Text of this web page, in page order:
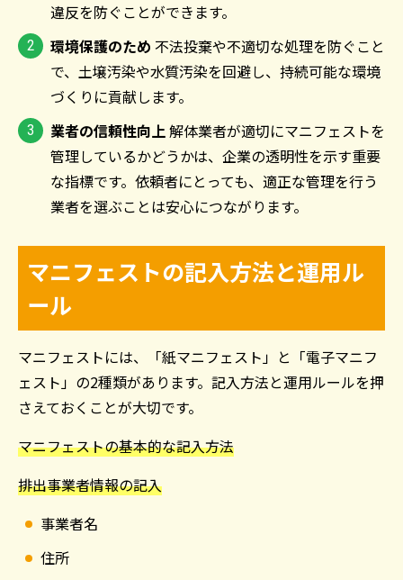
違反を防ぐことができます。
環境保護のため 不法投棄や不適切な処理を防ぐこと
で、土壌汚染や水質汚染を回避し、持続可能な環境
づくりに貢献します。
業者の信頼性向上解体業者が適切にマニフェストを
管理しているかどうかは、企業の透明性を示す重要
な指標です。依頼者にとっても、適正な管理を行う
業者を選ぶことは安心につながります。
マニフェストの記入方法と運用ル
ール
マニフェストには、「紙マニフェスト」と「電子マニフ
ェスト」の2種類があります。記入方法と運用ルールを押
さえておくことが大切です。
マニフェストの基本的な記入方法
排出事業者情報の記入
事業者名
住所